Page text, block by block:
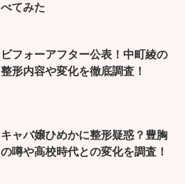
べてみた
ビフォーアフター公表！中町綾の
整形内容や変化を徹底調査！
キャバ嬢ひめかに整形疑惑？豊胸
の噂や高校時代との変化を調査！